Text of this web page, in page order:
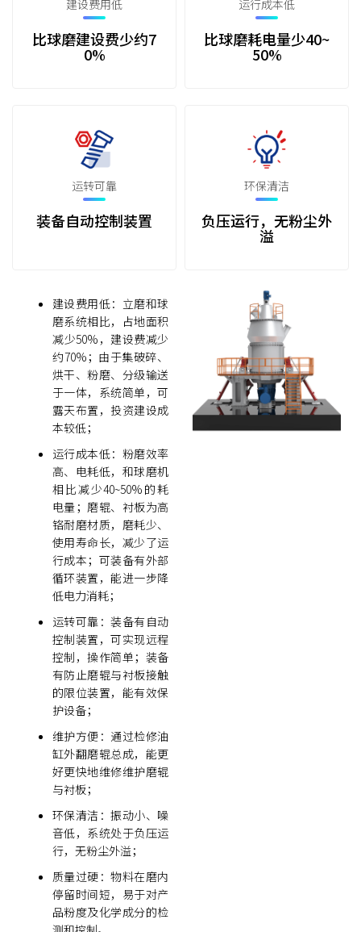
建设费用低
比球磨建设费少约7
0%
运行成本低
比球磨耗电量少40~
50%
运转可靠
装备自动控制装置
环保清洁
负压运行，无粉尘外
溢
建设费用低：立磨和球
磨系统相比，占地面积
减少50%，建设费减少
约70%；由于集破碎、
烘干、粉磨、分级输送
于一体，系统简单，可
露天布置，投资建设成
本较低；
运行成本低：粉磨效率
高、电耗低，和球磨机
相比减少40~50%的耗
电量；磨辊、衬板为高
铬耐磨材质，磨耗少、
使用寿命长，减少了运
行成本；可装备有外部
循环装置，能进一步降
低电力消耗；
运转可靠：装备有自动
控制装置，可实现远程
控制，操作简单；装备
有防止磨辊与衬板接触
的限位装置，能有效保
护设备；
维护方便：通过检修油
缸外翻磨辊总成，能更
好更快地维修维护磨辊
与衬板；
环保清洁：振动小、噪
音低，系统处于负压运
行，无粉尘外溢；
质量过硬：物料在磨内
停留时间短，易于对产
品粉度及化学成分的检